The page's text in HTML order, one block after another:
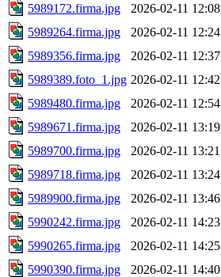
5989172.firma.jpg
2026-02-11 12:08
5989264.firma.jpg
2026-02-11 12:24
5989356.firma.jpg
2026-02-11 12:37
5989389.foto_1.jpg 2026-02-11 12:42
5989480.firma.jpg
2026-02-11 12:54
5989671.firma.jpg
2026-02-11 13:19
5989700.firma.jpg
2026-02-11 13:21
5989718.firma.jpg
2026-02-11 13:24
5989900.firma.jpg
2026-02-11 13:46
5990242.firma.jpg
2026-02-11 14:23
5990265.firma.jpg
2026-02-11 14:25
5990390.firma.jpg
2026-02-11 14:40